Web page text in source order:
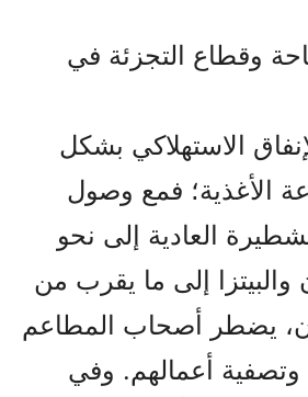
وقطاع التجزئة في
الاستهلاكي بشكل
الأغذية؛ فمع وصول
العادية إلى نحو
والبيتزا إلى ما يقرب من
يضطر أصحاب المطاعم
وتصفية أعمالهم. وفي